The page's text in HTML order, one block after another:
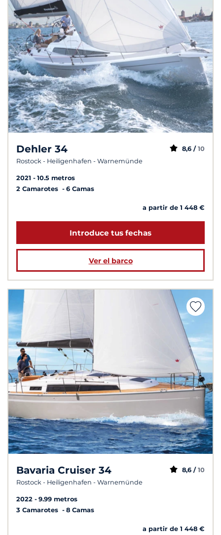
Dehler 34
Rostock - Heiligenhafen - Warnemünde
8,6 / 10
2021
10.5 metros
2 Camarotes
6 Camas
a partir de 1 448 €
Introduce tus fechas
Ver el barco
Bavaria Cruiser 34
Rostock - Heiligenhafen - Warnemünde
8,6 / 10
2022
9.99 metros
3 Camarotes
8 Camas
a partir de 1 448 €